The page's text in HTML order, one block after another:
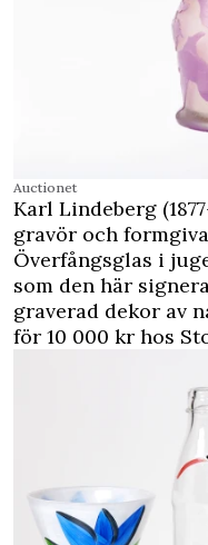
Auctionet
Karl Lindeberg
gravör och
Överfångsglas i
som den här
graverad dekor av
för 10 000 kr hos